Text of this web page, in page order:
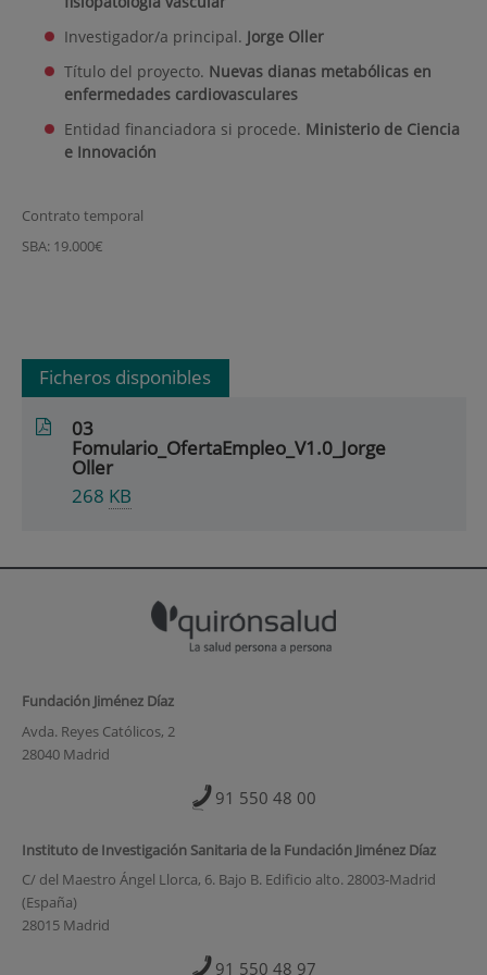
Investigador/a principal. Jorge Oller
Título del proyecto. Nuevas dianas metabólicas en
enfermedades cardiovasculares
Entidad financiadora si procede. Ministerio de Ciencia
e Innovación
Contrato temporal
SBA: 19.000€
Ficheros disponibles
03
Fomulario_OfertaEmpleo_V1.0_Jorge
Oller
268 KB
Fundación Jiménez Díaz
Avda. Reyes Católicos, 2
28040 Madrid
91 550 48 00
Instituto de Investigación Sanitaria de la Fundación Jiménez Díaz
C/ del Maestro Ángel Llorca, 6. Bajo B. Edificio alto. 28003-Madrid
(España)
28015 Madrid
91 550 48 97